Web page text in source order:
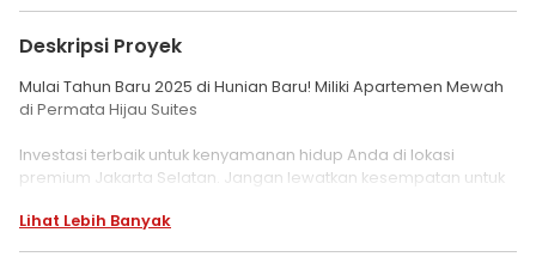
Deskripsi Proyek
Mulai Tahun Baru 2025 di Hunian Baru! Miliki Apartemen Mewah
di Permata Hijau Suites
Investasi terbaik untuk kenyamanan hidup Anda di lokasi
premium Jakarta Selatan. Jangan lewatkan kesempatan untuk
kenyamanan, dan aksesibilitas terbaik!
Lihat Lebih Banyak